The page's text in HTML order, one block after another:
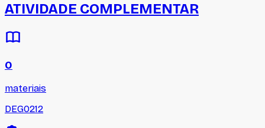
ATIVIDADE COMPLEMENTAR
0
materiais
DEG0212